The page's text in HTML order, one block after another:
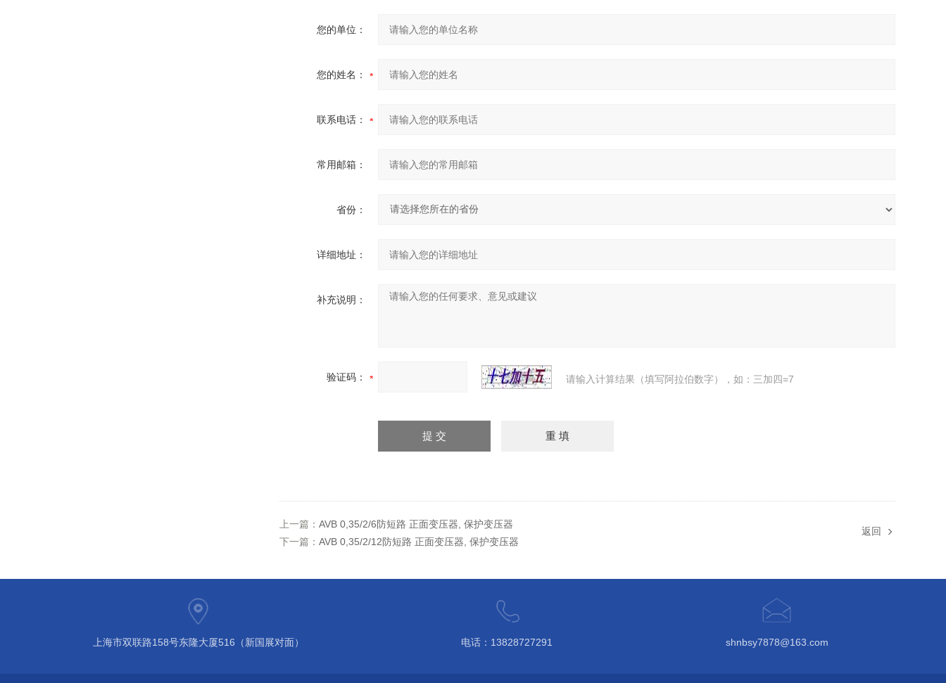
您的单位：
您的姓名：
联系电话：
常用邮箱：
省份：
详细地址：
补充说明：
验证码： 请输入计算结果（填写阿拉伯数字），如：三加四=7
上一篇： AVB 0,35/2/6防短路 正面变压器, 保护变压器
下一篇： AVB 0,35/2/12防短路 正面变压器, 保护变压器
返回
上海市双联路158号东隆大厦516（新国展对面） 电话：13828727291 shnbsy7878@163.com